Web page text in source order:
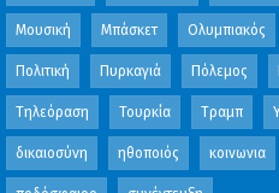
Μουσική Μπάσκετ Ολυμπιακός
Πολιτική Πυρκαγιά Πόλεμος
Τηλεόραση Τουρκία Τραμπ
δικαιοσύνη ηθοποιός κοινωνια